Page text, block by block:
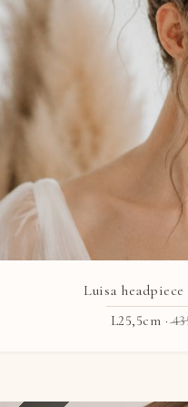
Luisa
L25,5cm ·